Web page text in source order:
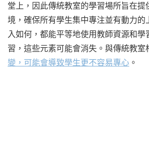
堂上，因此傳統教室的學習場所旨在提
境，確保所有學生集中專注並有動力的
入如何，都能平等地使用教師資源和
習，這些元素可能會消失。與傳統教室
變，可能會導致學生更不容易專心 。